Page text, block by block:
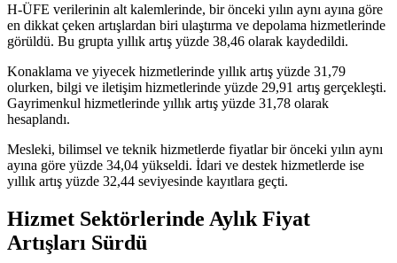
H-ÜFE verilerinin alt kalemlerinde, bir önceki yılın aynı ayına göre
en dikkat çeken artışlardan biri ulaştırma ve depolama hizmetlerinde
görüldü. Bu grupta yıllık artış yüzde 38,46 olarak kaydedildi.
Konaklama ve yiyecek hizmetlerinde yıllık artış yüzde 31,79
olurken, bilgi ve iletişim hizmetlerinde yüzde 29,91 artış gerçekleşti.
Gayrimenkul hizmetlerinde yıllık artış yüzde 31,78 olarak
hesaplandı.
Mesleki, bilimsel ve teknik hizmetlerde fiyatlar bir önceki yılın aynı
ayına göre yüzde 34,04 yükseldi. İdari ve destek hizmetlerde ise
yıllık artış yüzde 32,44 seviyesinde kayıtlara geçti.
Hizmet Sektörlerinde Aylık Fiyat
Artışları Sürdü